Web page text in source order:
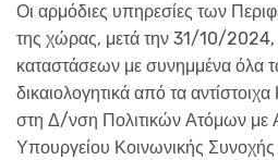
Οι αρμόδιες υπηρεσίες των
της χώρας, μετά την 31/10/
καταστάσεων με συνημμένα όλα
δικαιολογητικά από τα
στη Δ/νση Πολιτικών Ατόμων με
Υπουργείου Κοινωνικής Συνοχής